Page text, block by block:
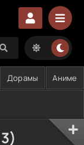
Дорамы Аниме